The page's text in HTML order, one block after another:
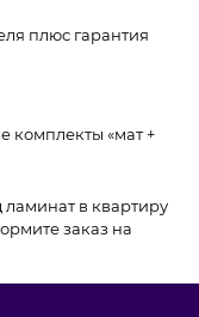
плюс гарантия
комплекты «мат +
ламинат в квартиру
заказ на